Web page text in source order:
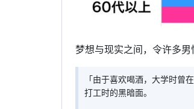
梦想与现实之间，令许多男
「由于喜欢喝酒，大学时曾
打工时的黑暗面。